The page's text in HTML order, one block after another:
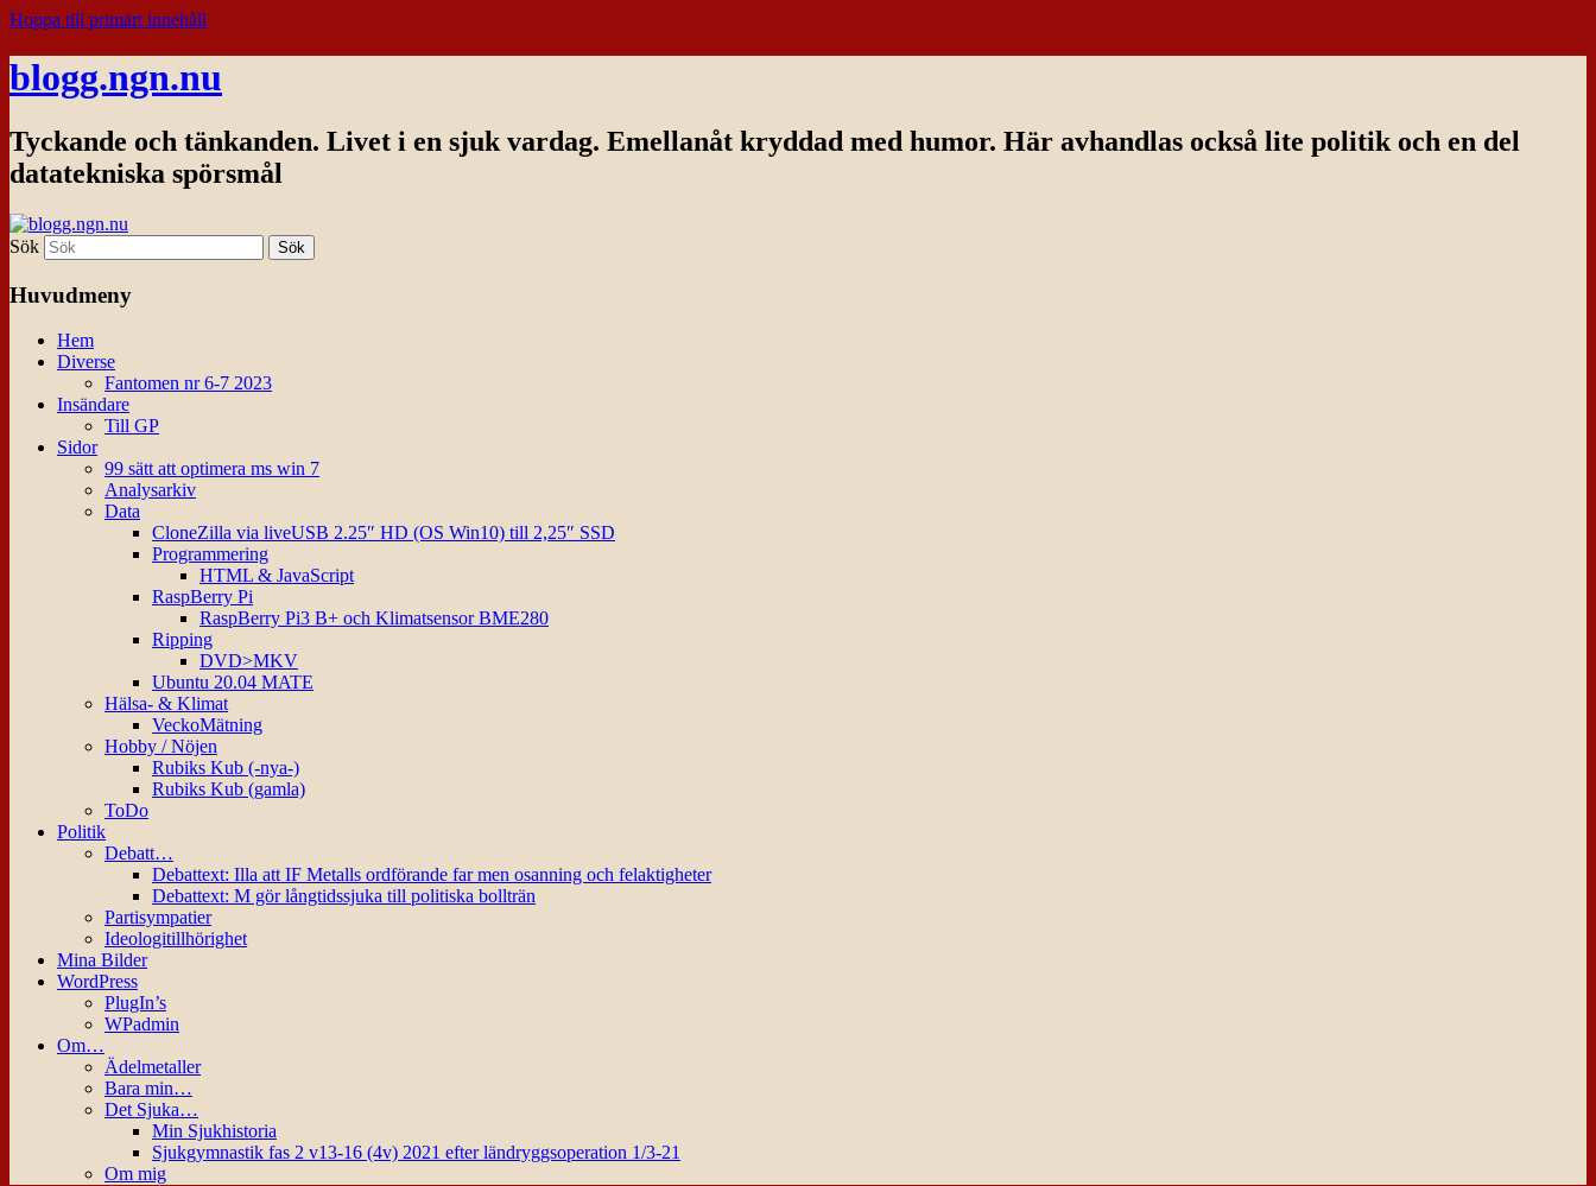
Hoppa till primärt innehåll
blogg.ngn.nu
Tyckande och tänkanden. Livet i en sjuk vardag. Emellanåt kryddad med humor. Här avhandlas också lite politik och en del
datatekniska spörsmål
Sök
Huvudmeny
Hem
Diverse
Fantomen nr 6-7 2023
Insändare
Till GP
Sidor
99 sätt att optimera ms win 7
Analysarkiv
Data
CloneZilla via liveUSB 2.25″ HD (OS Win10) till 2,25″ SSD
Programmering
HTML & JavaScript
RaspBerry Pi
RaspBerry Pi3 B+ och Klimatsensor BME280
Ripping
DVD>MKV
Ubuntu 20.04 MATE
Hälsa- & Klimat
VeckoMätning
Hobby / Nöjen
Rubiks Kub (-nya-)
Rubiks Kub (gamla)
ToDo
Politik
Debatt…
Debattext: Illa att IF Metalls ordförande far men osanning och felaktigheter
Debattext: M gör långtidssjuka till politiska bollträn
Partisympatier
Ideologitillhörighet
Mina Bilder
WordPress
PlugIn’s
WPadmin
Om…
Ädelmetaller
Bara min…
Det Sjuka…
Min Sjukhistoria
Sjukgymnastik fas 2 v13-16 (4v) 2021 efter ländryggsoperation 1/3-21
Om mig